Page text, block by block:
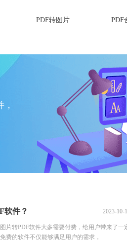
PDF转图片 PDF
软件？ 2023-10-
片转PDF软件大多需要付费，给用户带来了一
费的软件不仅能够满足用户的需求，